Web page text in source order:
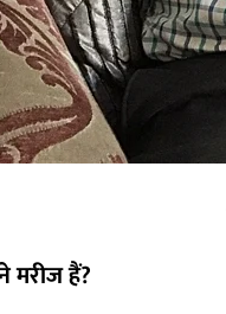
मरीज हैं?